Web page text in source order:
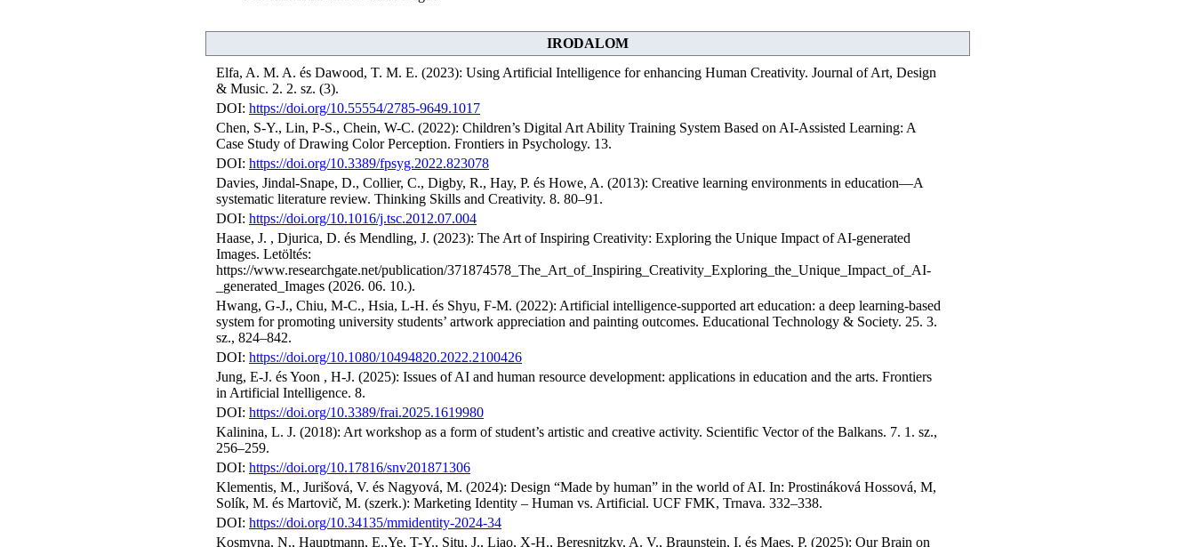
IRODALOM
Elfa, A. M. A. és Dawood, T. M. E. (2023): Using Artificial Intelligence for enhancing Human Creativity. Journal of Art, Design
& Music. 2. 2. sz. (3).
DOI: https://doi.org/10.55554/2785-9649.1017
Chen, S-Y., Lin, P-S., Chein, W-C. (2022): Children’s Digital Art Ability Training System Based on AI-Assisted Learning: A
Case Study of Drawing Color Perception. Frontiers in Psychology. 13.
DOI: https://doi.org/10.3389/fpsyg.2022.823078
Davies, Jindal-Snape, D., Collier, C., Digby, R., Hay, P. és Howe, A. (2013): Creative learning environments in education—A
systematic literature review. Thinking Skills and Creativity. 8. 80–91.
DOI: https://doi.org/10.1016/j.tsc.2012.07.004
Haase, J. , Djurica, D. és Mendling, J. (2023): The Art of Inspiring Creativity: Exploring the Unique Impact of AI-generated
Images. Letöltés:
https://www.researchgate.net/publication/371874578_The_Art_of_Inspiring_Creativity_Exploring_the_Unique_Impact_of_AI-
_generated_Images (2026. 06. 10.).
Hwang, G-J., Chiu, M-C., Hsia, L-H. és Shyu, F-M. (2022): Artificial intelligence-supported art education: a deep learning-based
system for promoting university students’ artwork appreciation and painting outcomes. Educational Technology & Society. 25. 3.
sz., 824–842.
DOI: https://doi.org/10.1080/10494820.2022.2100426
Jung, E-J. és Yoon , H-J. (2025): Issues of AI and human resource development: applications in education and the arts. Frontiers
in Artificial Intelligence. 8.
DOI: https://doi.org/10.3389/frai.2025.1619980
Kalinina, L. J. (2018): Art workshop as a form of student’s artistic and creative activity. Scientific Vector of the Balkans. 7. 1. sz.,
256–259.
DOI: https://doi.org/10.17816/snv201871306
Klementis, M., Jurišová, V. és Nagyová, M. (2024): Design “Made by human” in the world of AI. In: Prostináková Hossová, M,
Solík, M. és Martovič, M. (szerk.): Marketing Identity – Human vs. Artificial. UCF FMK, Trnava. 332–338.
DOI: https://doi.org/10.34135/mmidentity-2024-34
Kosmyna, N., Hauptmann, E.,Ye, T-Y., Situ, J., Liao, X-H., Beresnitzky, A. V., Braunstein, I. és Maes, P. (2025): Our Brain on